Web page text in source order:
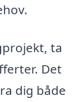
ta
Det
dig både